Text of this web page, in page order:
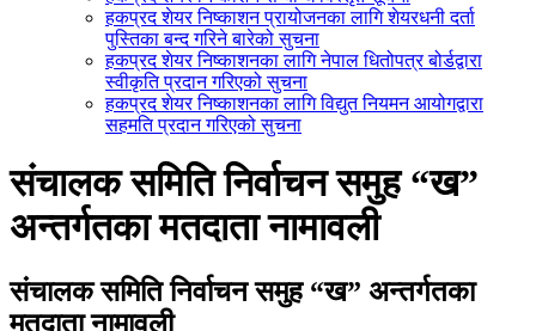
हकप्रद शेयर निष्काशन प्रायोजनका लागि शेयरधनी दर्ता
पुस्तिका बन्द गरिने बारेको सुचना
हकप्रद शेयर निष्काशनका लागि नेपाल धितोपत्र बोर्डद्वारा
स्वीकृति प्रदान गरिएको सुचना
हकप्रद शेयर निष्काशनका लागि विद्युत नियमन आयोगद्वारा
सहमति प्रदान गरिएको सुचना
संचालक समिति निर्वाचन समुह “ख”
अन्तर्गतका मतदाता नामावली
संचालक समिति निर्वाचन समुह “ख” अन्तर्गतका
मतदाता नामावली